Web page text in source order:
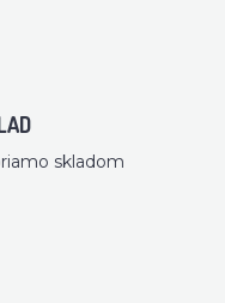
skladom